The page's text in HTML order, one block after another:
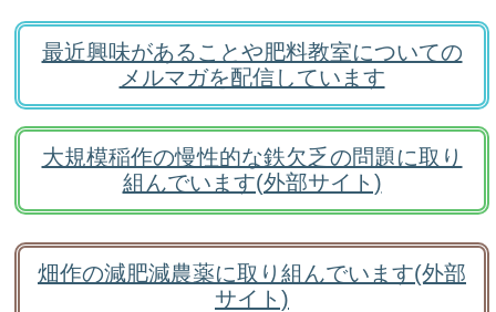
最近興味があることや肥料教室についての
メルマガを配信しています
大規模稲作の慢性的な鉄欠乏の問題に取り
組んでいます(外部サイト)
畑作の減肥減農薬に取り組んでいます(外部
サイト)